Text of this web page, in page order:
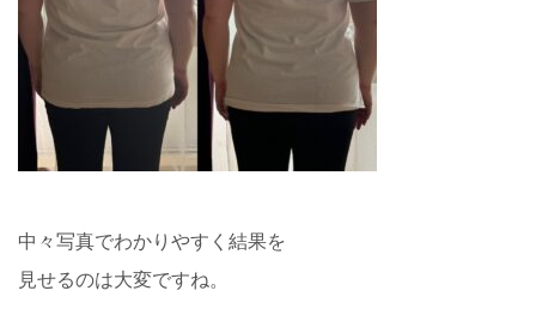
中々写真でわかりやすく結果を
見せるのは大変ですね。